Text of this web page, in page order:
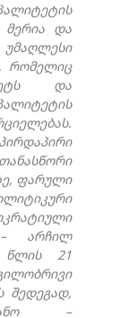
მერია და
რომელიც
და
ფარული
– არჩილ
წლის 21
შედეგად,
–